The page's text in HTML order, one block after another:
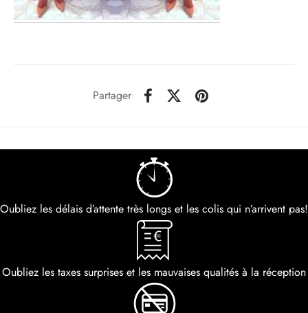
Partager
Oubliez les délais d’attente très longs et les colis qui n’arrivent pas!
Oubliez les taxes surprises et les mauvaises qualités à la réception